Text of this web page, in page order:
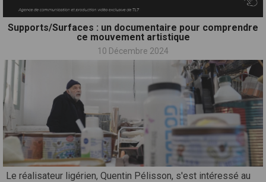
Supports/Surfaces : un documentaire pour comprendre
ce mouvement artistique
10 Décembre 2024
Le réalisateur ligérien, Quentin Pélisson, s'est intéressé au